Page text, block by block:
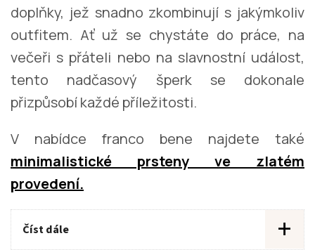
doplňky, jež snadno zkombinují s jakýmkoliv
outfitem. Ať už se chystáte do práce, na
večeři s přáteli nebo na slavnostní událost,
tento nadčasový šperk se dokonale
přizpůsobí každé příležitosti.
V nabídce franco bene najdete také
minimalistické prsteny ve zlatém
provedení.
Číst dále +